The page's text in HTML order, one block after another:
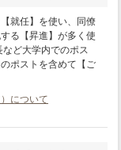
就任】を使い、同僚
る【昇進】が多く使
ど大学内でのポス
ポストを含めて【ご
について